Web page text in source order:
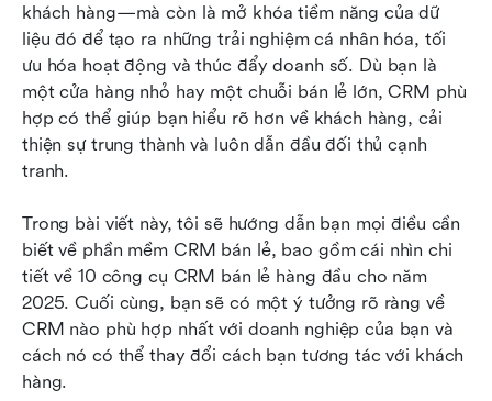
khách hàng—mà còn là mở khóa tiềm năng của dữ
liệu đó để tạo ra những trải nghiệm cá nhân hóa, tối
ưu hóa hoạt động và thúc đẩy doanh số. Dù bạn là
một cửa hàng nhỏ hay một chuỗi bán lẻ lớn, CRM phù
hợp có thể giúp bạn hiểu rõ hơn về khách hàng, cải
thiện sự trung thành và luôn dẫn đầu đối thủ cạnh
tranh.
Trong bài viết này, tôi sẽ hướng dẫn bạn mọi điều cần
biết về phần mềm CRM bán lẻ, bao gồm cái nhìn chi
tiết về 10 công cụ CRM bán lẻ hàng đầu cho năm
2025. Cuối cùng, bạn sẽ có một ý tưởng rõ ràng về
CRM nào phù hợp nhất với doanh nghiệp của bạn và
cách nó có thể thay đổi cách bạn tương tác với khách
hàng.
Xu hướng tương lai của phần mềm CRM bán lẻ
Những suy nghĩ cuối cùng: Tại sao phần mềm
CRM bán lẻ là điều cần thiết đối với các nhà
bán lẻ hiện đại
Đọc thêm